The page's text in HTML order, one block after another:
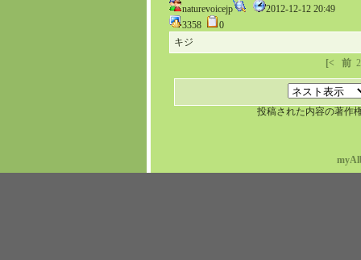
naturevoicejp
2012-12-12 20:49
3358
0
キジ
[<
前 2
投稿された内容の著作